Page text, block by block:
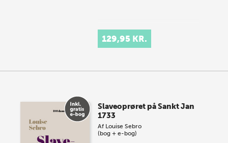
129,95 KR.
Slaveoprøret på Sankt Jan
1733
Af Louise Sebro
(bog + e-bog)